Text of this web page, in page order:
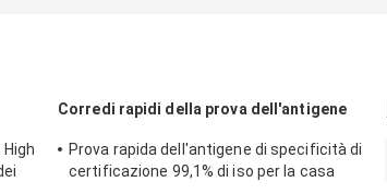
Corredi rapidi della prova dell'antigene
Prova rapida dell'antigene di specificità di
certificazione 99,1% di iso per la casa